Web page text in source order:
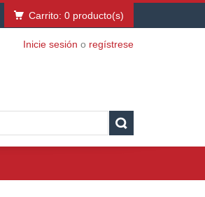
Carrito: 0 producto(s)
Inicie sesión o regístrese